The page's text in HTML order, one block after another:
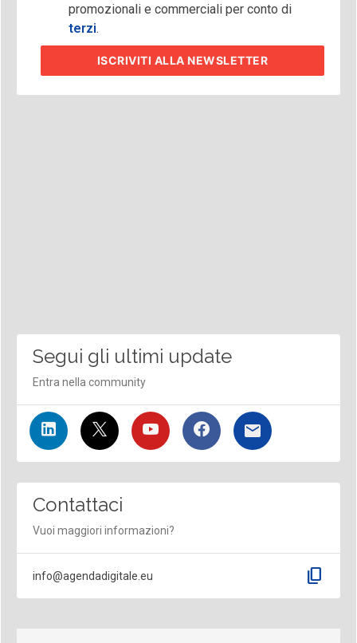
promozionali e commerciali per conto di
terzi.
ISCRIVITI ALLA NEWSLETTER
Segui gli ultimi update
Entra nella community
Contattaci
Vuoi maggiori informazioni?
info@agendadigitale.eu content_copy